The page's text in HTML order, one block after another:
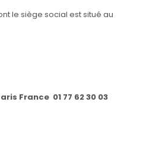
le siège social est situé au
France 01 77 62 30 03